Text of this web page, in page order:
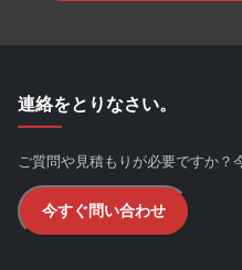
連絡をとりなさい。
ご質問や見積もりが必要ですか？
今すぐ問い合わせ